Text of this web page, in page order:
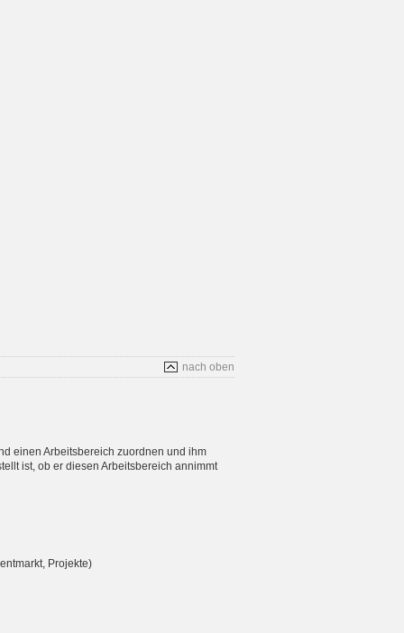
nach oben
einen Arbeitsbereich zuordnen und ihm
ist, ob er diesen Arbeitsbereich annimmt
Projekte)